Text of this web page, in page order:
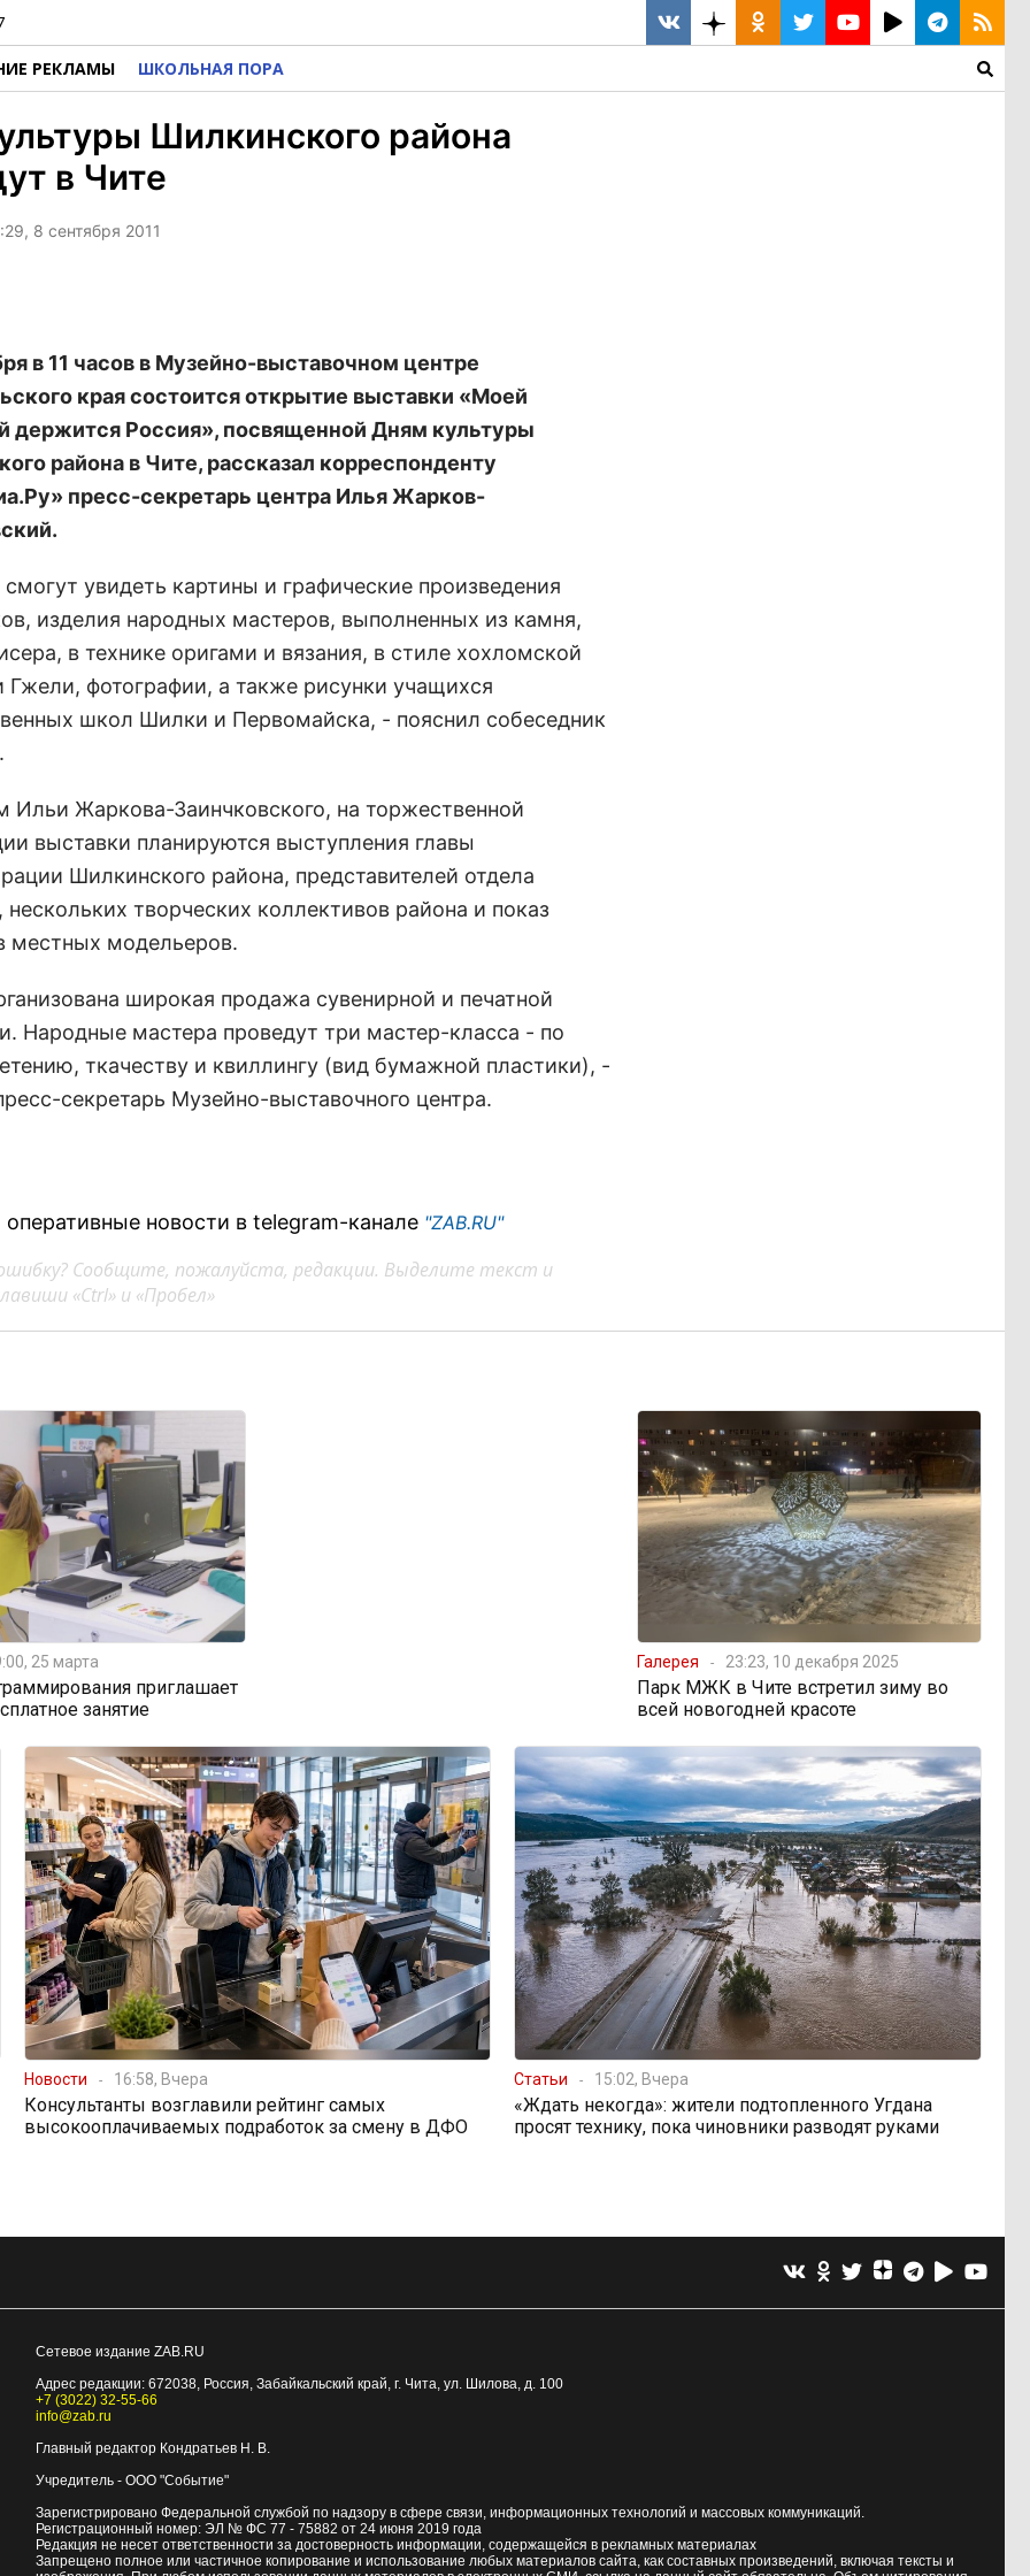
РЕКЛАМЫ ШКОЛЬНАЯ ПОРА
Шилкинского района
в Чите
8 сентября 2011
в 11 часов в Музейно-выставочном центре
края состоится открытие выставки «Моей
держится Россия», посвященной Дням культуры
района в Чите, рассказал корреспонденту
пресс-секретарь центра Илья Жарков-
увидеть картины и графические произведения
изделия народных мастеров, выполненных из камня,
в технике оригами и вязания, в стиле хохломской
Гжели, фотографии, а также рисунки учащихся
школ Шилки и Первомайска, - пояснил собеседник
Ильи Жаркова-Заинчковского, на торжественной
выставки планируются выступления главы
Шилкинского района, представителей отдела
нескольких творческих коллективов района и показ
местных модельеров.
широкая продажа сувенирной и печатной
Народные мастера проведут три мастер-класса - по
ткачеству и квиллингу (вид бумажной пластики), -
секретарь Музейно-выставочного центра.
новости в telegram-канале "ZAB.RU"
Сообщите, пожалуйста, редакции. Выделите текст и
«Ctrl» и «Пробел»
25 марта
приглашает
занятие
Галерея 23:23, 10 декабря 2025
Парк МЖК в Чите встретил зиму во
всей новогодней красоте
Новости 16:58, Вчера
Консультанты возглавили рейтинг самых
высокооплачиваемых подработок за смену в ДФО
Статьи 15:02, Вчера
«Ждать некогда»: жители подтопленного Угдана
просят технику, пока чиновники разводят руками
Сетевое издание ZAB.RU
Адрес редакции: 672038, Россия, Забайкальский край, г. Чита, ул. Шилова, д. 100
+7 (3022) 32-55-66
info@zab.ru
Главный редактор Кондратьев Н. В.
Учредитель - ООО "Событие"
Зарегистрировано Федеральной службой по надзору в сфере связи, информационных технологий и массовых коммуникаций.
Регистрационный номер: ЭЛ № ФС 77 - 75882 от 24 июня 2019 года
Редакция не несет ответственности за достоверность информации, содержащейся в рекламных материалах
Запрещено полное или частичное копирование и использование любых материалов сайта, как составных произведений, включая тексты и